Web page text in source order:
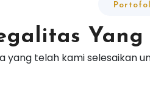
yang telah kami selesaikan